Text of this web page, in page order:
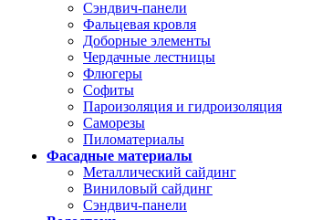
Сэндвич-панели
Фальцевая кровля
Доборные элементы
Чердачные лестницы
Флюгеры
Софиты
Пароизоляция и гидроизоляция
Саморезы
Пиломатериалы
Фасадные материалы
Металлический сайдинг
Виниловый сайдинг
Сэндвич-панели